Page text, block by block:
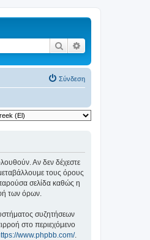
Αναζήτηση
Σύνδεση
Αν δεν δέχεστε
τους όρους
σελίδα καθώς η
των όρων.
συζητήσεων
στο περιεχόμενο
www.phpbb.com/.